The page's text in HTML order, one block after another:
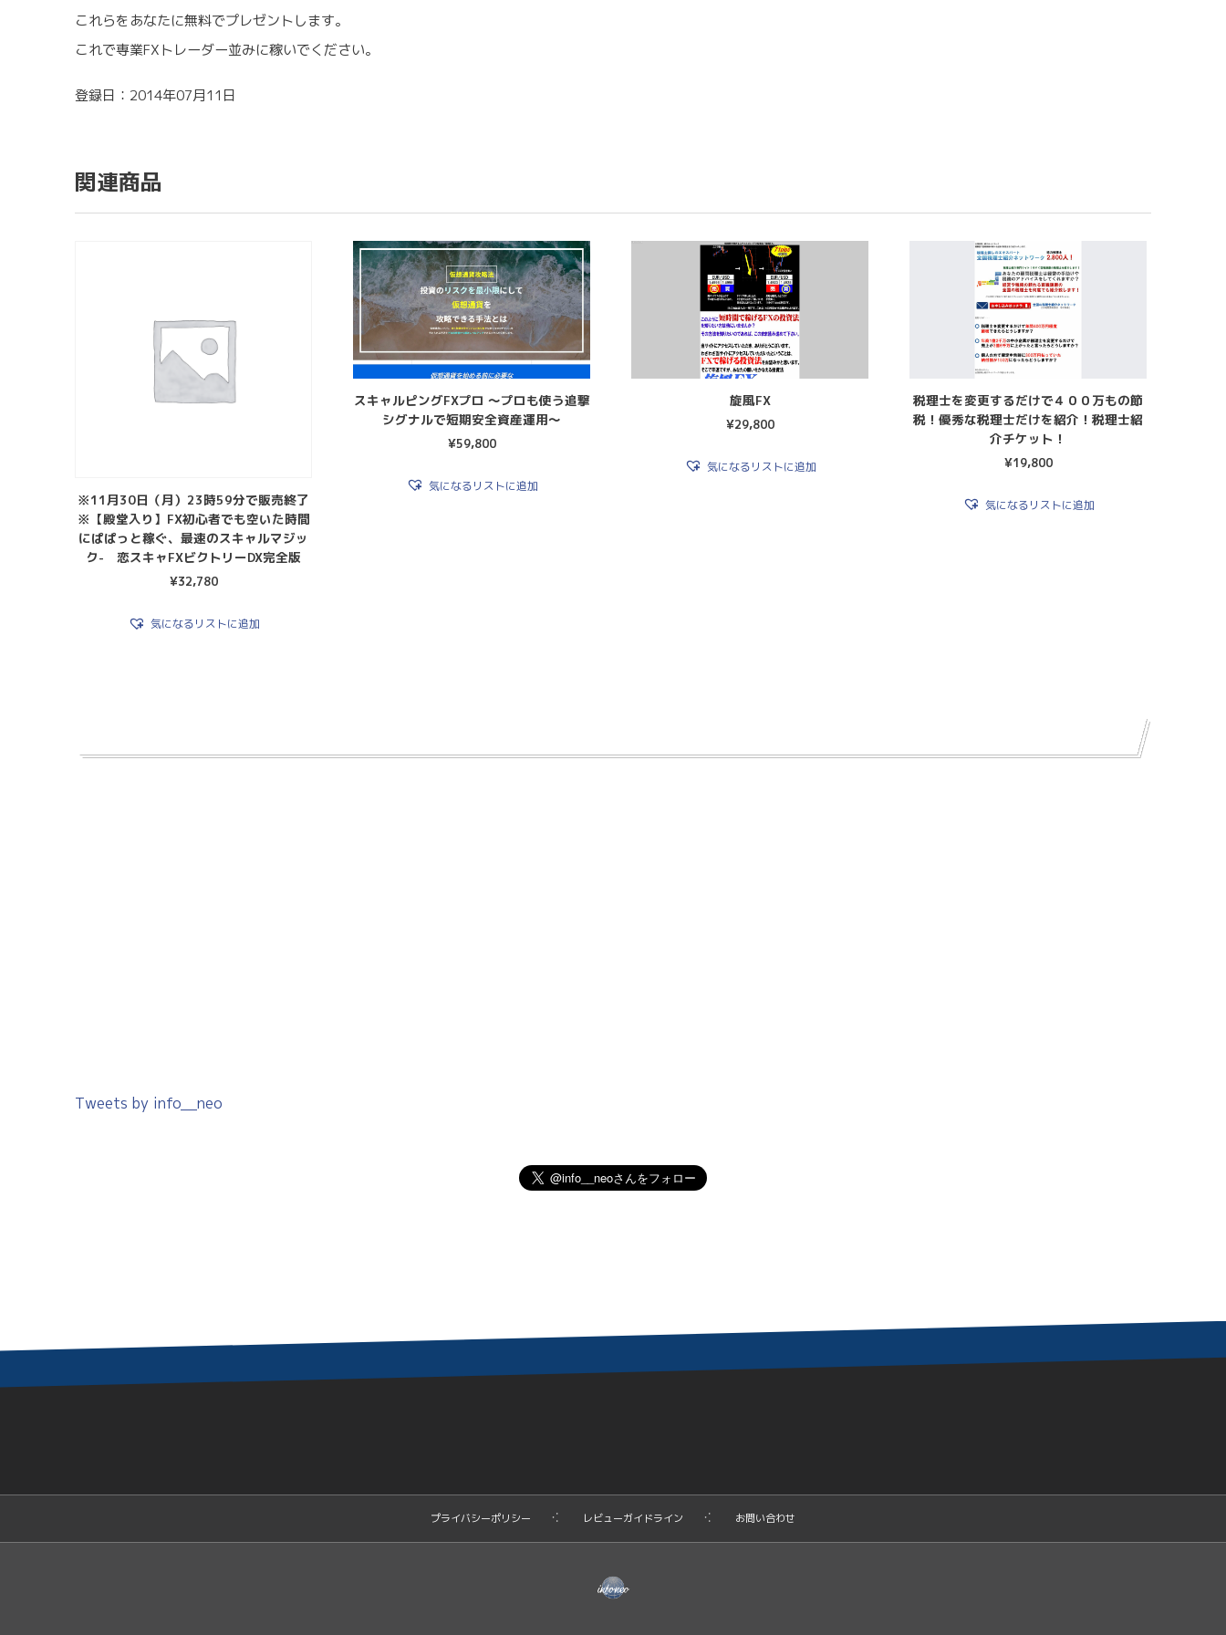
これらをあなたに無料でプレゼントします。
これで専業FXトレーダー並みに稼いでください。
登録日：2014年07月11日
関連商品
※11月30日（月）23時59分で販売終了
※【殿堂入り】FX初心者でも空いた時間
にぱぱっと稼ぐ、最速のスキャルマジッ
ク- 恋スキャFXビクトリーDX完全版
¥32,780
気になるリストに追加
スキャルピングFXプロ 〜プロも使う追撃
シグナルで短期安全資産運用〜
¥59,800
気になるリストに追加
旋風FX
¥29,800
気になるリストに追加
税理士を変更するだけで４００万もの節
税！優秀な税理士だけを紹介！税理士紹
介チケット！
¥19,800
気になるリストに追加
Tweets by info__neo
プライバシーポリシー レビューガイドライン お問い合わせ